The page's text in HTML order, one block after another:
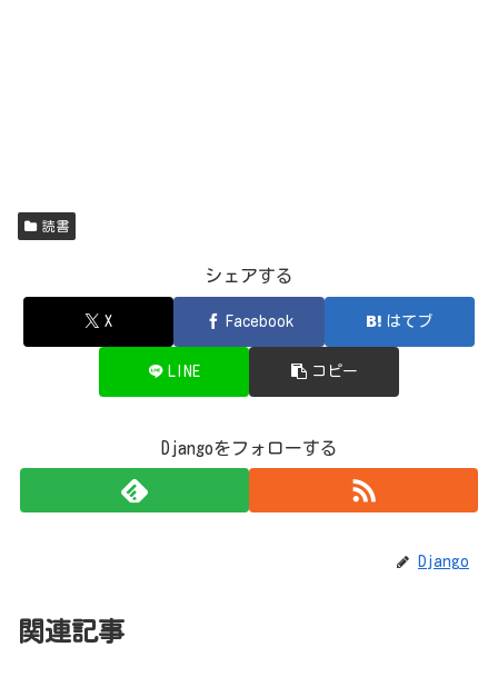
読書
シェアする
X Facebook はてブ
LINE コピー
Djangoをフォローする
Django
関連記事